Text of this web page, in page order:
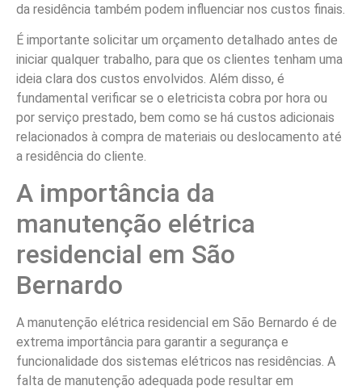
da residência também podem influenciar nos custos finais.
É importante solicitar um orçamento detalhado antes de
iniciar qualquer trabalho, para que os clientes tenham uma
ideia clara dos custos envolvidos. Além disso, é
fundamental verificar se o eletricista cobra por hora ou
por serviço prestado, bem como se há custos adicionais
relacionados à compra de materiais ou deslocamento até
a residência do cliente.
A importância da
manutenção elétrica
residencial em São
Bernardo
A manutenção elétrica residencial em São Bernardo é de
extrema importância para garantir a segurança e
funcionalidade dos sistemas elétricos nas residências. A
falta de manutenção adequada pode resultar em